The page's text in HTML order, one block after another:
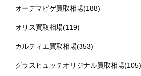
オーデマピゲ買取相場(188)
オリス買取相場(119)
カルティエ買取相場(353)
グラスヒュッテオリジナル買取相場(105)